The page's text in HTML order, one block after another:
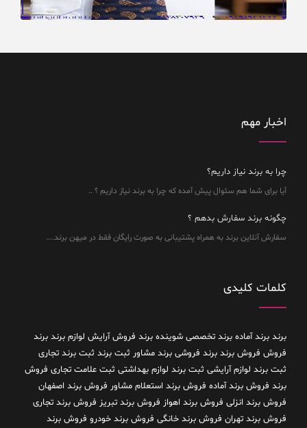
اخبار مهم
چرا به برند نیاز داریم؟
آیا برای شما هم سئوال پیش آمده که چرا به برند نیاز داریم ؟ ..
چگونه برند سفارش بدهم ؟
سفارش آنلاین برند به همراه پشتیبانی به صورت رایگان فقط در میهن برند....
کلمات کلیدی
برند برند آماده برند تخصصی شوینده برند فروش آرایش لوازم برند برند
فروش فروش برند برند فروشی برند مشاور ثبت برند ثبت برند تجاری
ثبت برند لوازم آرایشی ثبت برند لوازم بهداشتی ثبت علامت تجاری فروش
برند فروش برند آماده فروش برند استعلام مشاور فروش برند اصفهان
فروش برند انزلی فروش برند اهواز فروش برند تبریز فروش برند تجاری
فروش برند تهران فروش برند خانگی فروش برند خودرو فروش برند